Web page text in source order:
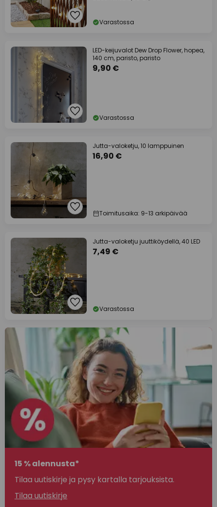
Varastossa
LED-keijuvalot Dew Drop Flower, hopea,
140 cm, paristo, paristo
9,90 €
Varastossa
Jutta-valoketju, 10 lamppuinen
16,90 €
Toimitusaika: 9-13 arkipäivää
Jutta-valoketju juuttiköydellä, 40 LED
7,49 €
Varastossa
15 % alennusta*
Tilaa uutiskirje ja pysy kartalla tarjouksista.
Tilaa uutiskirje